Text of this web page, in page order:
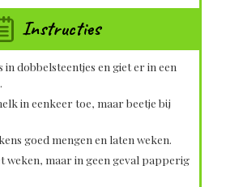
Instructies
in dobbelsteentjes en giet er in een
in eenkeer toe, maar beetje bij
goed mengen en laten weken.
weken, maar in geen geval papperig